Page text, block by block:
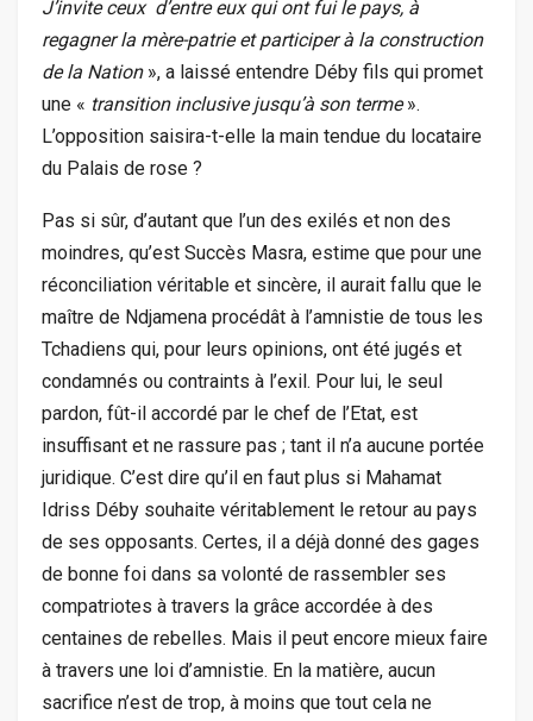
J’invite ceux d’entre eux qui ont fui le pays, à
regagner la mère-patrie et participer à la construction
de la Nation», a laissé entendre Déby fils qui promet
une « transition inclusive jusqu’à son terme».
L’opposition saisira-t-elle la main tendue du locataire
du Palais de rose ?
Pas si sûr, d’autant que l’un des exilés et non des
moindres, qu’est Succès Masra, estime que pour une
réconciliation véritable et sincère, il aurait fallu que le
maître de Ndjamena procédât à l’amnistie de tous les
Tchadiens qui, pour leurs opinions, ont été jugés et
condamnés ou contraints à l’exil. Pour lui, le seul
pardon, fût-il accordé par le chef de l’Etat, est
insuffisant et ne rassure pas ; tant il n’a aucune portée
juridique. C’est dire qu’il en faut plus si Mahamat
Idriss Déby souhaite véritablement le retour au pays
de ses opposants. Certes, il a déjà donné des gages
de bonne foi dans sa volonté de rassembler ses
compatriotes à travers la grâce accordée à des
centaines de rebelles. Mais il peut encore mieux faire
à travers une loi d’amnistie. En la matière, aucun
sacrifice n’est de trop, à moins que tout cela ne